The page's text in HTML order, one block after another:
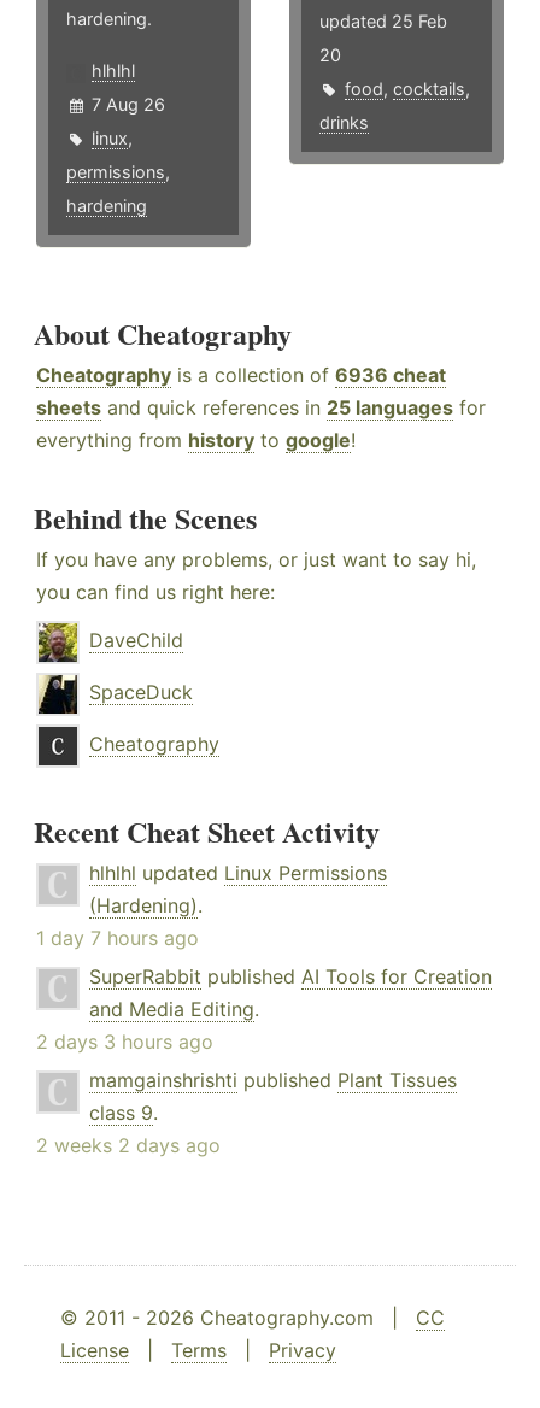
hardening.
hlhlhl
7 Aug 26
linux,
permissions,
hardening
updated 25 Feb
20
food,cocktails,
drinks
About Cheatography
Cheatography is a collection of 6936 cheat
sheets and quick references in 25 languages for
everything from history to google!
Behind the Scenes
If you have any problems, or just want to say hi,
you can find us right here:
DaveChild
SpaceDuck
Cheatography
Recent Cheat Sheet Activity
hlhlhl updated Linux Permissions
(Hardening).
1 day 7 hours ago
SuperRabbit published AI Tools for Creation
and Media Editing.
2 days 3 hours ago
mamgainshrishti published Plant Tissues
class 9.
2 weeks 2 days ago
© 2011 - 2026 Cheatography.com | CC
License
Terms Privacy